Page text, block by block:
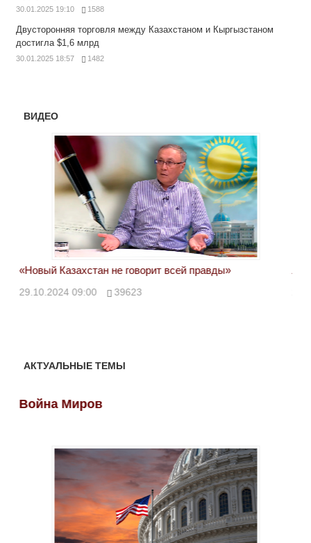
30.01.2025 19:10 1588
Двусторонняя торговля между Казахстаном и Кыргызстаном
достигла $1,6 млрд
30.01.2025 18:57 1482
ВИДЕО
«Новый Казахстан не говорит всей правды»
29.10.2024 09:00 39623
АКТУАЛЬНЫЕ ТЕМЫ
Война Миров